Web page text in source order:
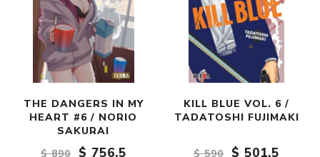
THE DANGERS IN MY
HEART #6 / NORIO
SAKURAI
$ 890
$ 756,5
KILL BLUE VOL. 6 /
TADATOSHI FUJIMAKI
$ 590 $ 501,5